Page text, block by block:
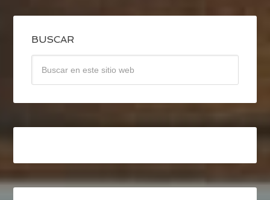
BUSCAR